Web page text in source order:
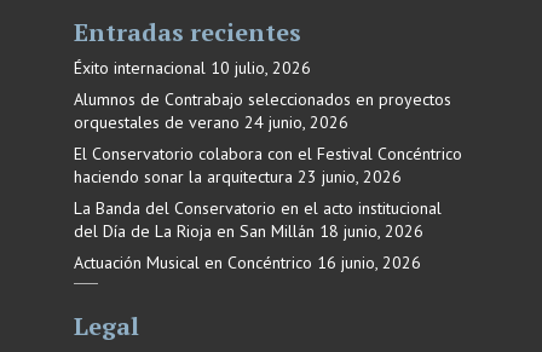
Entradas recientes
Éxito internacional 10 julio, 2026
Alumnos de Contrabajo seleccionados en proyectos
orquestales de verano 24 junio, 2026
El Conservatorio colabora con el Festival Concéntrico
haciendo sonar la arquitectura 23 junio, 2026
La Banda del Conservatorio en el acto institucional
del Día de La Rioja en San Millán 18 junio, 2026
Actuación Musical en Concéntrico 16 junio, 2026
Legal